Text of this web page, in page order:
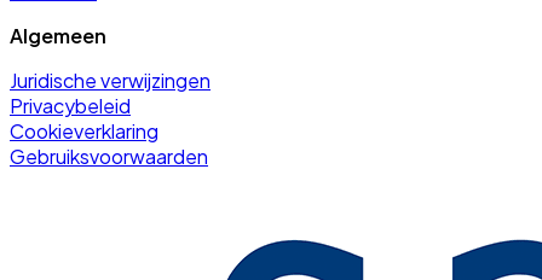
Algemeen
Juridische verwijzingen
Privacybeleid
Cookieverklaring
Gebruiksvoorwaarden